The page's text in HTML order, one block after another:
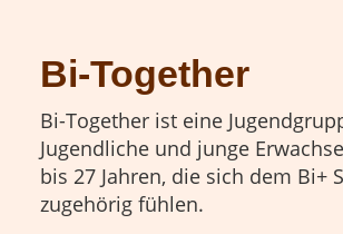
Bi-Together
Bi-Together ist eine
Jugendliche und junge
bis 27 Jahren, die sich dem Bi+
zugehörig fühlen.